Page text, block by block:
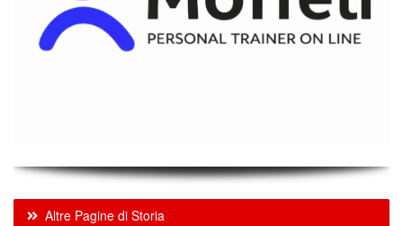
Altre Pagine di Storia